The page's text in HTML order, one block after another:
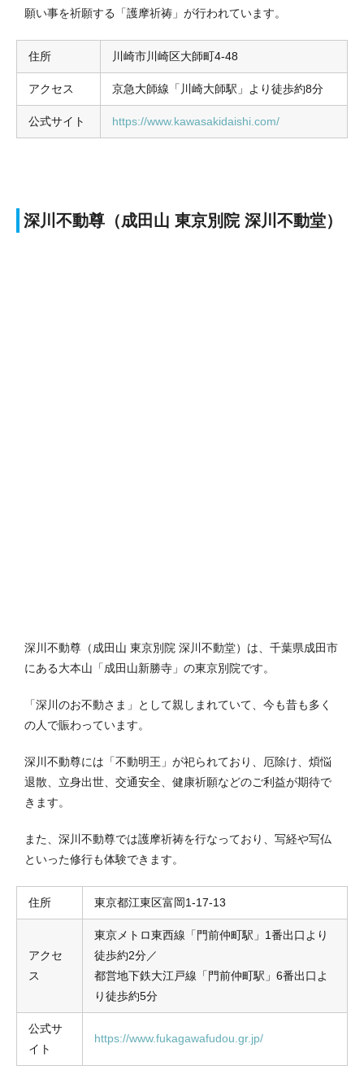
願い事を祈願する「護摩祈祷」が行われています。
住所 川崎市川崎区大師町4-48
アクセス 京急大師線「川崎大師駅」より徒歩約8分
公式サイト https://www.kawasakidaishi.com/
深川不動尊（成田山 東京別院 深川不動堂）
深川不動尊（成田山 東京別院 深川不動堂）は、千葉県成田市
にある大本山「成田山新勝寺」の東京別院です。
「深川のお不動さま」として親しまれていて、今も昔も多く
の人で賑わっています。
深川不動尊には「不動明王」が祀られており、厄除け、煩悩
退散、立身出世、交通安全、健康祈願などのご利益が期待で
きます。
また、深川不動尊では護摩祈祷を行なっており、写経や写仏
といった修行も体験できます。
住所 東京都江東区富岡1-17-13
アクセ
ス
東京メトロ東西線「門前仲町駅」1番出口より
徒歩約2分／
都営地下鉄大江戸線「門前仲町駅」6番出口よ
り徒歩約5分
公式サ
イト
https://www.fukagawafudou.gr.jp/